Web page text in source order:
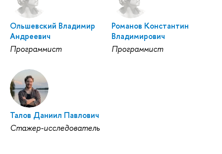
Ольшевский Владимир
Андреевич
Программист
Романов Константин
Владимирович
Программист
Талов Даниил Павлович
Стажер-исследователь